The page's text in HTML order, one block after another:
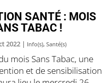
SANTÉ : MOIS
TABAC !
2022| Info(s), Santé(s)
mois Sans Tabac, une
et de sensibilisation